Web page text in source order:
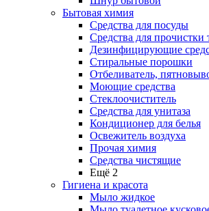
Бытовая химия
Средства для посуды
Средства для прочистки
Дезинфицирующие
Стиральные порошки
Отбеливатель,
Моющие средства
Стеклоочиститель
Средства для унитаза
Кондиционер для белья
Освежитель воздуха
Прочая химия
Средства чистящие
Ещё 2
Гигиена и красота
Мыло жидкое